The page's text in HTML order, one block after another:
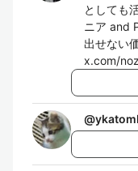
としても
ニア and
出せない
x.com/
@